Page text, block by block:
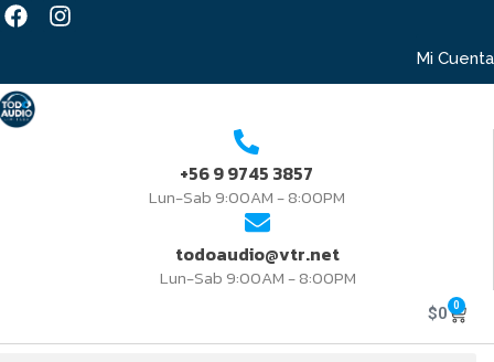
Mi Cuenta
+56 9 9745 3857
Lun-Sab 9:00AM - 8:00PM
todoaudio@vtr.net
Lun-Sab 9:00AM - 8:00PM
$0 0